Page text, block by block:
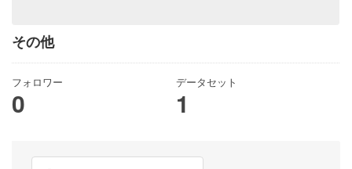
その他
フォロワー
0
データセット
1